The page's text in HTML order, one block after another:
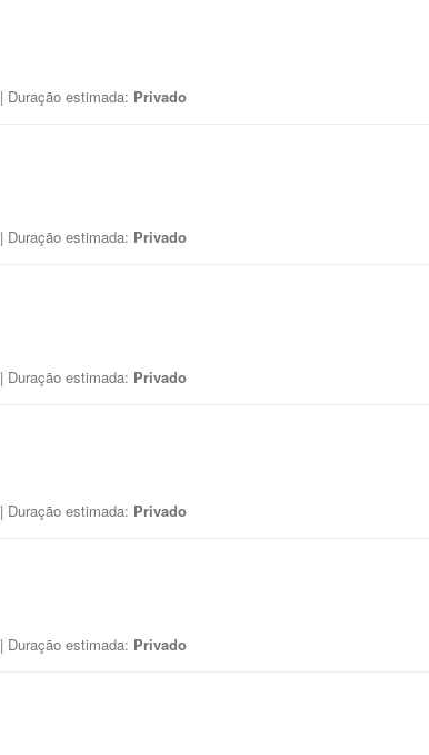
| Duração estimada: Privado
| Duração estimada: Privado
| Duração estimada: Privado
| Duração estimada: Privado
| Duração estimada: Privado